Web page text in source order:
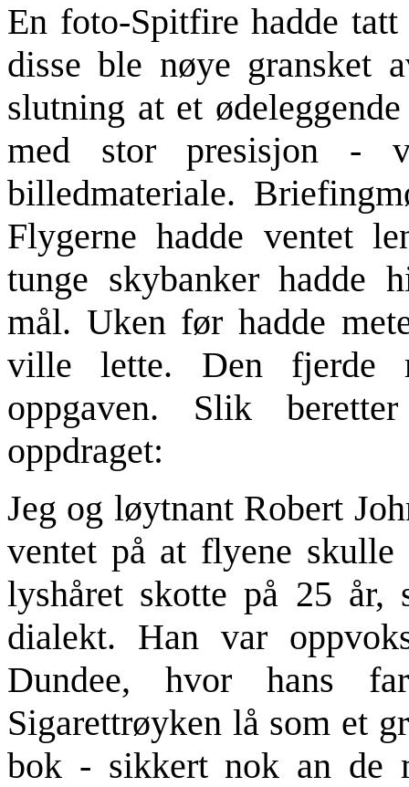
En foto-Spitfire hadde
disse ble nøye gransket
slutning at et
med stor presisjon -
billedmateriale.
Flygerne hadde ventet
tunge skybanker hadde
mål. Uken før hadde
ville lette. Den fjerde
oppgaven. Slik
oppdraget:
Jeg og løytnant Robert
ventet på at flyene
lyshåret skotte på 25 år,
dialekt. Han var
Dundee, hvor hans
Sigarettrøyken lå som et
bok - sikkert nok an de